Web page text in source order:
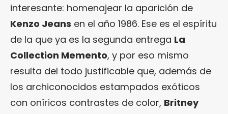
interesante: homenajear la aparición de
Kenzo Jeans en el año 1986. Ese es el espíritu
de la que ya es la segunda entrega La
Collection Memento, y por eso mismo
resulta del todo justificable que, además de
los archiconocidos estampados exóticos
con oníricos contrastes de color, Britney